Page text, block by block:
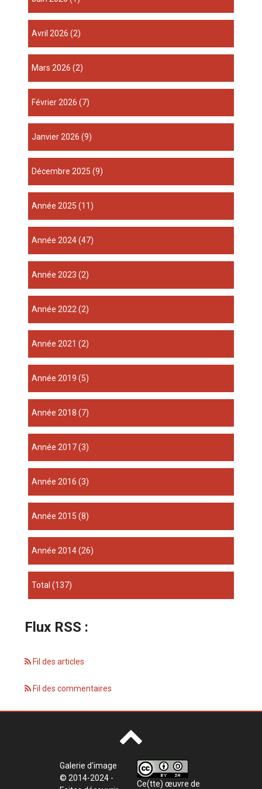
avril 2026 (2)
mars 2026 (2)
février 2026 (7)
janvier 2026 (9)
décembre 2025 (9)
année 2025 (11)
année 2024(47)
année 2023 (2)
année 2022(2)
année 2021 (2)
année 2019 (5)
année 2018 (7)
année 2017(3)
année 2016 (3)
année 2015 (8)
année 2014(26)
total(137)
Flux RSS :
Fil des articles
Fil des commentaires
Galerie d'image
© 2014-2024 -
Ce(tte) œuvre de